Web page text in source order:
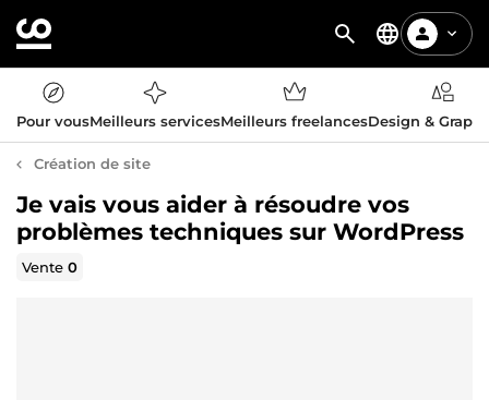
Pour vousMeilleurs servicesMeilleurs freelancesDesign &
Création de site
Je vais vous aider à résoudre vos
problèmes techniques sur WordPress
Vente0